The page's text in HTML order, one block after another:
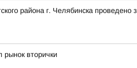
района г. Челябинска
рынок вторички